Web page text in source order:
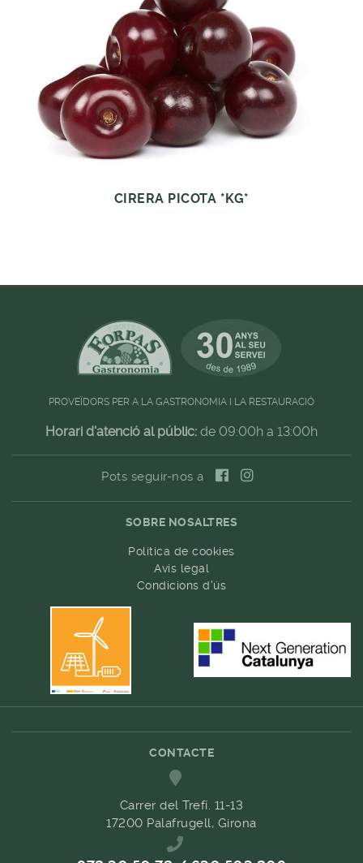
CIRERA PICOTA *KG*
PROVEÏDORS PER A LA GASTRONOMIA I LA RESTAURACIÓ
Horari d'atenció al públic: de 09:00h a 13:00h
Pots seguir-nos a
SOBRE NOSALTRES
Política de cookies
Avís legal
Condicions d'ús
CONTACTE
Carrer del Trefí. 11-13
17200 Palafrugell, Girona